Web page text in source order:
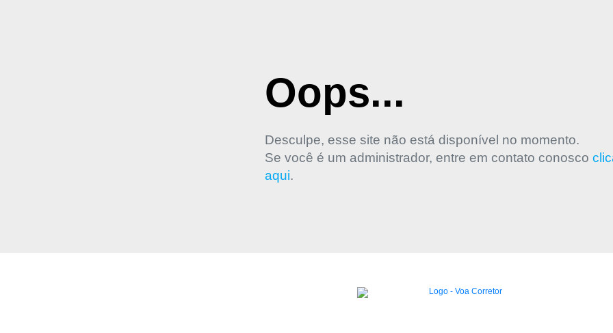
Oops...
Desculpe, esse site não está disponível no momento.
Se você é um administrador, entre em contato conosco
aqui.